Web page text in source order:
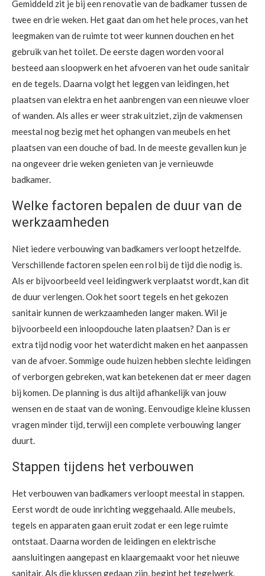
Gemiddeld zit je bij een renovatie van de badkamer tussen de
twee en drie weken. Het gaat dan om het hele proces, van het
leegmaken van de ruimte tot weer kunnen douchen en het
gebruik van het toilet. De eerste dagen worden vooral
besteed aan sloopwerk en het afvoeren van het oude sanitair
en de tegels. Daarna volgt het leggen van leidingen, het
plaatsen van elektra en het aanbrengen van een nieuwe vloer
of wanden. Als alles er weer strak uitziet, zijn de vakmensen
meestal nog bezig met het ophangen van meubels en het
plaatsen van een douche of bad. In de meeste gevallen kun je
na ongeveer drie weken genieten van je vernieuwde
badkamer.
Welke factoren bepalen de duur van de
werkzaamheden
Niet iedere verbouwing van badkamers verloopt hetzelfde.
Verschillende factoren spelen een rol bij de tijd die nodig is.
Als er bijvoorbeeld veel leidingwerk verplaatst wordt, kan dit
de duur verlengen. Ook het soort tegels en het gekozen
sanitair kunnen de werkzaamheden langer maken. Wil je
bijvoorbeeld een inloopdouche laten plaatsen? Dan is er
extra tijd nodig voor het waterdicht maken en het aanpassen
van de afvoer. Sommige oude huizen hebben slechte leidingen
of verborgen gebreken, wat kan betekenen dat er meer dagen
bij komen. De planning is dus altijd afhankelijk van jouw
wensen en de staat van de woning. Eenvoudige kleine klussen
vragen minder tijd, terwijl een complete verbouwing langer
duurt.
Stappen tijdens het verbouwen
Het verbouwen van badkamers verloopt meestal in stappen.
Eerst wordt de oude inrichting weggehaald. Alle meubels,
tegels en apparaten gaan eruit zodat er een lege ruimte
ontstaat. Daarna worden de leidingen en elektrische
aansluitingen aangepast en klaargemaakt voor het nieuwe
sanitair. Als die klussen gedaan zijn, begint het tegelwerk.